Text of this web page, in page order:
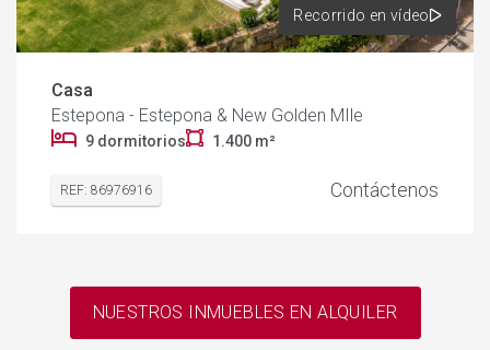
Recorrido en vídeo
Casa
Estepona - Estepona & New Golden MIle
9 dormitorios 1.400 m²
REF: 86976916 Contáctenos
NUESTROS INMUEBLES EN ALQUILER